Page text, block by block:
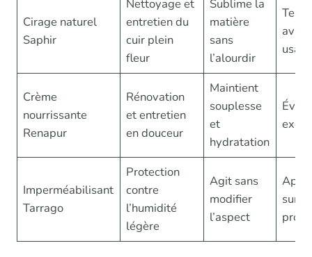
Cirage naturel
Saphir
Nettoyage et
entretien du
cuir plein
fleur
Sublime la
matière
sans
l’alourdir
avant
Crème
nourrissante
Renapur
Rénovation
et entretien
en douceur
Maintient
souplesse
et
hydratation
excès
Imperméabilisant
Tarrago
Protection
contre
l’humidité
légère
Agit sans
modifier
l’aspect
sur